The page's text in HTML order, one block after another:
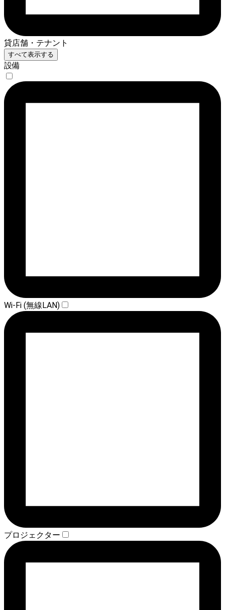
貸店舗・テナント
すべて表示する
設備
Wi-Fi (無線LAN)
プロジェクター